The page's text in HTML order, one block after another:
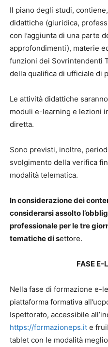
Il piano degli studi,
didattiche (giuridica,
con l’aggiunta di una parte
approfondimenti), materie
funzioni dei Sovrintendenti
della qualifica di ufficiale di
Le attività didattiche
moduli e-learning e lezioni
diretta.
Sono previsti, inoltre,
svolgimento della verifica
modalità telematica.
In considerazione dei
considerarsi assolto
professionale per le tre
tematiche di settore.
FASE E-
Nella fase di formazione e-
piattaforma formativa
Ispettorato, accessibile
https://formazioneps.it e
tablet con le modalità